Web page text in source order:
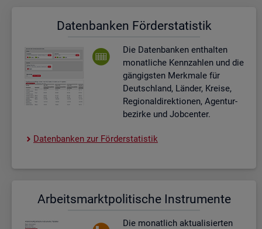
Da­ten­ban­ken För­der­sta­tis­tik
Die Da­ten­ban­ken ent­hal­ten
mo­nat­li­che Kenn­zah­len und die
gän­gigs­ten Merk­ma­le für
Deutsch­land, Län­der, Krei­se,
Re­gio­nal­di­rek­tio­nen, Agen­tur­
be­zir­ke und Job­cen­ter.
Da­ten­ban­ken zur För­der­sta­tis­tik
Ar­beits­markt­po­li­ti­sche In­stru­men­te
Die mo­nat­lich ak­tua­li­sier­ten